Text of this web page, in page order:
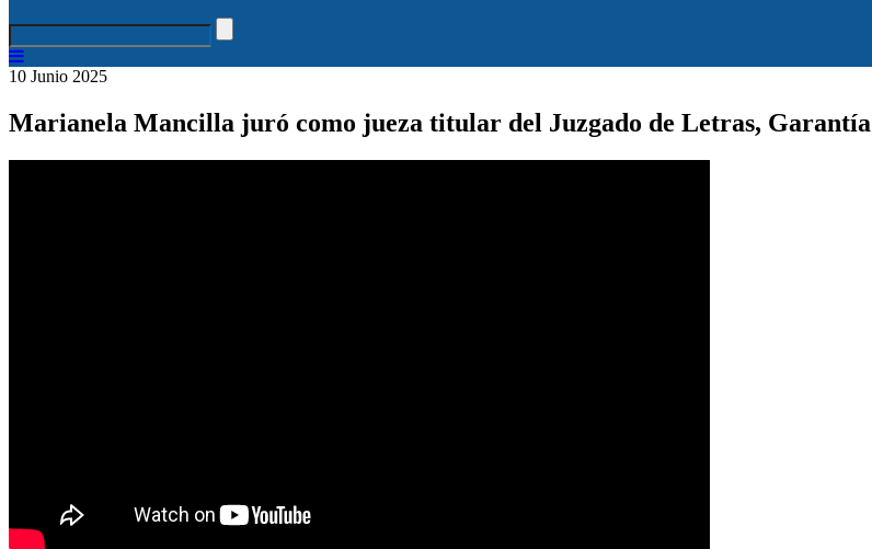
10 Junio 2025
Marianela Mancilla juró como jueza titular del Juzgado de Letras,